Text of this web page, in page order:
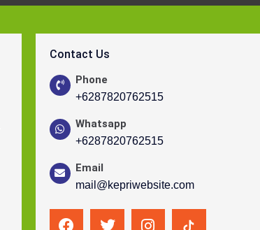
Contact Us
Phone
+6287820762515
Whatsapp
+6287820762515
Email
mail@kepriwebsite.com
F
T
I
R